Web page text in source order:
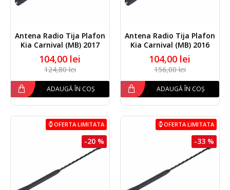
Antena Radio Tija Plafon
Kia Carnival (MB) 2017
104,00 lei
124,80 lei
ADAUGĂ ÎN COȘ
Antena Radio Tija Plafon
Kia Carnival (MB) 2016
104,00 lei
156,00 lei
ADAUGĂ ÎN COȘ
OFERTA LIMITATA
-20 %
OFERTA LIMITATA
-33 %